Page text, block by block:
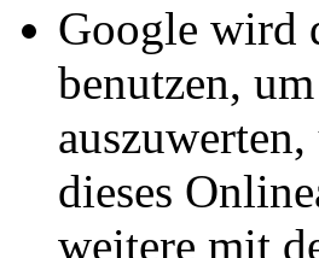
Google wird
benutzen,
dieses
weitere mit